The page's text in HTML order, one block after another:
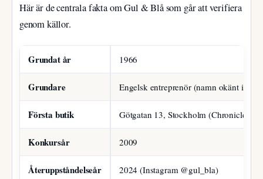
Här är de centrala fakta om Gul & Blå som går att verifiera
genom källor.
Grundat år 1966
Grundare Engelsk entreprenör (namn okänt i
Första butik Götgatan 13, Stockholm (Chronicle
Konkursår 2009
Återuppståndelseår 2024 (Instagram @gul_bla)